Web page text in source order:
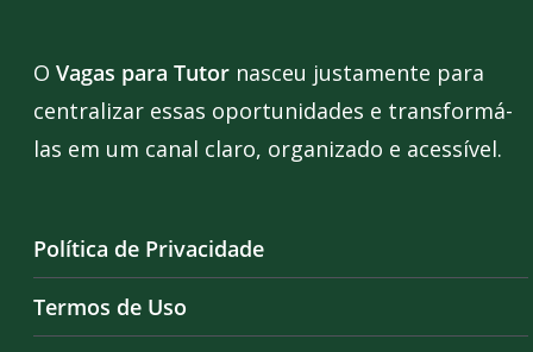
O Vagas para Tutor nasceu justamente para
centralizar essas oportunidades e transformá-
las em um canal claro, organizado e acessível.
Política de Privacidade
Termos de Uso